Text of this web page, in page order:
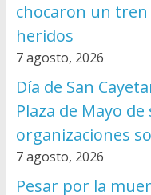
chocaron un tren
heridos
7 agosto, 2026
Día de San
Plaza de Mayo
organizaciones
7 agosto, 2026
Pesar por la